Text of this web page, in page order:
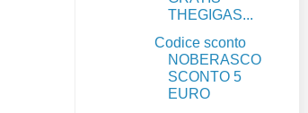
THEGIGAS...
Codice sconto
NOBERASCO
SCONTO 5
EURO